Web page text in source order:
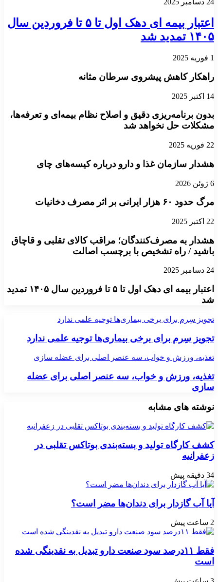
24 دسامبر 2025
اعتبار بیمه ای دهک اول تا ۵ تا فروردین سال
۱۴۰۵ تمدید شد
1 فوریه 2025
راهکار کاهش پیشروی سرطان مثانه
14 اکتبر 2025
بدون برنامه‌ریزی دقیق و اصلاح نظام بیمه‌ای و تعرفه‌ها،
مشکلات حل نخواهد شد
22 فوریه 2025
هشدار سازمان غذا و دارو درباره کیسه‌های چای
6 ژوئن 2026
مرگ حدود ۶۰ هزار ایرانی بر اثر مصرف دخانیات
22 اکتبر 2025
هشدار به مصرف‌کنندگان؛ مراقب کالای تقلبی و قاچاق
باشید / راه تشخیص با برچسب اصالت
24 دسامبر 2025
اعتبار بیمه ای دهک اول تا ۵ تا فروردین سال ۱۴۰۵ تمدید
شد
تجویز سِرم برای برخی‌ بیماری‌ها توجیه علمی ندارد
تجویز سِرم برای برخی‌ بیماری‌ها توجیه علمی ندارد
تغذیه، ورزش و خواب، سه عنصر اصلی برای عضله سازی
تغذیه، ورزش و خواب، سه عنصر اصلی برای عضله
سازی
نوشته های مشابه
کشف کارگاه تولید و بسته‌بندی بوتاکس تقلبی در
زعفرانیه
34 دقیقه پیش
آیا آب گازدار برای دندان‌ها مضر است؟
2 ساعت پیش
فقط ۱۱‌درصد سود صنعت دارو تبدیل به نقدینگی شده
است